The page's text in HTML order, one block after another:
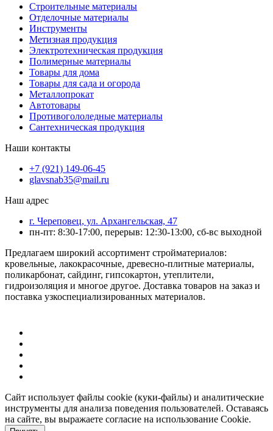
Строительные материалы
Отделочные материалы
Инструменты
Метизная продукция
Электротехническая продукция
Полимерные материалы
Товары для дома
Товары для сада и огорода
Металлопрокат
Автотовары
Противогололедные материалы
Сантехническая продукция
Наши контакты
+7 (921) 149-06-45
glavsnab35@mail.ru
Наш адрес
г. Череповец, ул. Архангельская, 47
пн-пт: 8:30-17:00, перерыв: 12:30-13:00, сб-вс выходной
Предлагаем широкий ассортимент стройматериалов:
кровельные, лакокрасочные, древесно-плитные материалы,
поликарбонат, сайдинг, гипсокартон, утеплители,
гидроизоляция и многое другое. Доставка товаров на заказ и
поставка узкоспециализированных материалов.
Сайт использует файлы cookie (куки-файлы) и аналитические
инструменты для анализа поведения пользователей. Оставаясь
на сайте, вы выражаете согласие на использование Cookie.